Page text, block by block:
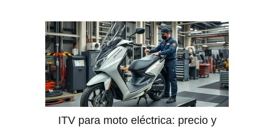
ITV para moto eléctrica: precio y